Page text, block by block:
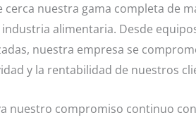
nuestra gama completa de
alimentaria. Desde
nuestra empresa se
y la rentabilidad de nuestros
nuestro compromiso continuo